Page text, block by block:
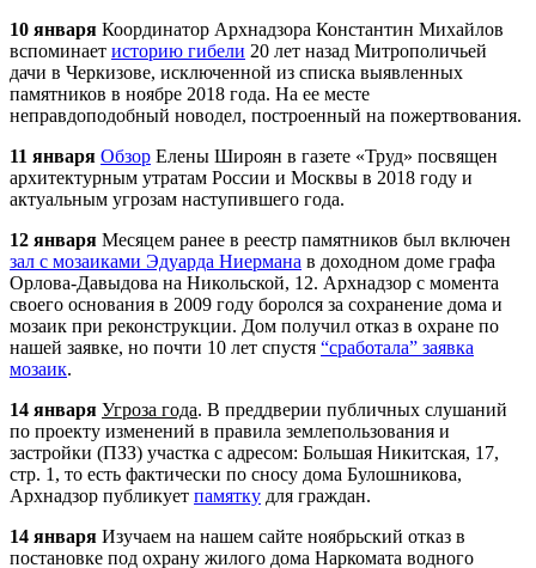
10 января Координатор Архнадзора Константин Михайлов
вспоминает историю гибели 20 лет назад Митрополичьей
дачи в Черкизове, исключенной из списка выявленных
памятников в ноябре 2018 года. На ее месте
неправдоподобный новодел, построенный на пожертвования.
11 января Обзор Елены Широян в газете «Труд» посвящен
архитектурным утратам России и Москвы в 2018 году и
актуальным угрозам наступившего года.
12 января Месяцем ранее в реестр памятников был включен
зал с мозаиками Эдуарда Ниермана в доходном доме графа
Орлова-Давыдова на Никольской, 12. Архнадзор с момента
своего основания в 2009 году боролся за сохранение дома и
мозаик при реконструкции. Дом получил отказ в охране по
нашей заявке, но почти 10 лет спустя “сработала” заявка
мозаик.
14 января Угроза года. В преддверии публичных слушаний
по проекту изменений в правила землепользования и
застройки (ПЗЗ) участка с адресом: Большая Никитская, 17,
стр. 1, то есть фактически по сносу дома Булошникова,
Архнадзор публикует памятку для граждан.
14 января Изучаем на нашем сайте ноябрьский отказ в
постановке под охрану жилого дома Наркомата водного